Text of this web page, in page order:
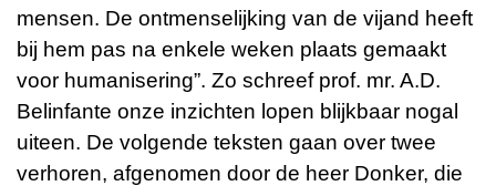
mensen. De ontmenselijking van de vijand heeft
bij hem pas na enkele weken plaats gemaakt
voor humanisering”. Zo schreef prof. mr. A.D.
Belinfante onze inzichten lopen blijkbaar nogal
uiteen. De volgende teksten gaan over twee
verhoren, afgenomen door de heer Donker, die